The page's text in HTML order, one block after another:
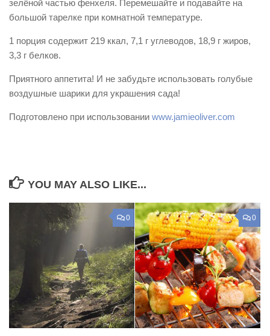
зелёной частью фенхеля. Перемешайте и подавайте на
большой тарелке при комнатной температуре.
1 порция содержит 219 ккал, 7,1 г углеводов, 18,9 г жиров,
3,3 г белков.
Приятного аппетита! И не забудьте использовать голубые
воздушные ша­­ри­­ки для украшения сада!
Подготовлено при использовании www.jamieoliver.com
YOU MAY ALSO LIKE...
0 0